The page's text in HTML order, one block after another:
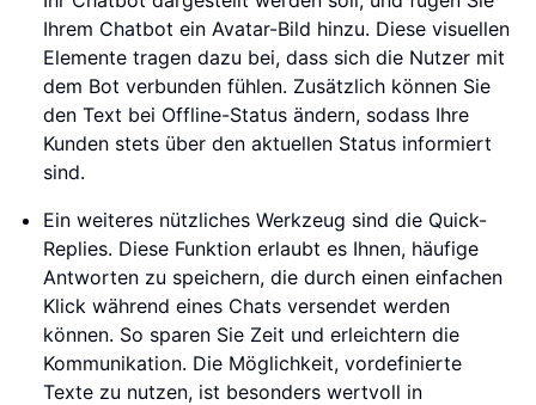
Ihrem Chatbot ein Avatar-Bild hinzu. Diese visuellen
Elemente tragen dazu bei, dass sich die Nutzer mit
dem Bot verbunden fühlen. Zusätzlich können Sie
den Text bei Offline-Status ändern, sodass Ihre
Kunden stets über den aktuellen Status informiert
sind.
Ein weiteres nützliches Werkzeug sind die Quick-
Replies. Diese Funktion erlaubt es Ihnen, häufige
Antworten zu speichern, die durch einen einfachen
Klick während eines Chats versendet werden
können. So sparen Sie Zeit und erleichtern die
Kommunikation. Die Möglichkeit, vordefinierte
Texte zu nutzen, ist besonders wertvoll in